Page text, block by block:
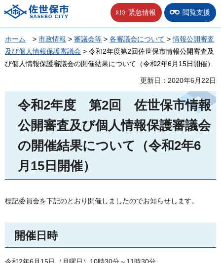
佐世保市 緊急情報 閲覧支援
ホーム > 市政情報 > 審議会等 > 各審議会について >情報公開審査
及び個人情報保護審議会 > 令和2年度第2回佐世保市情報公開審査及
び個人情報保護審議会の開催結果について（令和2年6月15日開催）
更新日：2020年6月22日
令和2年度 第2回 佐世保市情報
公開審査及び個人情報保護審議会
の開催結果について（令和2年6
月15日開催）
標記委員会を下記のとおり開催しましたのでお知らせします。
開催日時